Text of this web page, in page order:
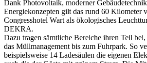
Dank Photovoltaik, moderner
Energiekonzepten gilt das rund 60 Kilometer
Congresshotel Wart als ökologisches
DEKRA.
Dazu tragen sämtliche Bereiche ihren Teil
das Müllmanagement bis zum Fuhrpark. So
beispielsweise 14 Ladesäulen die eigenen